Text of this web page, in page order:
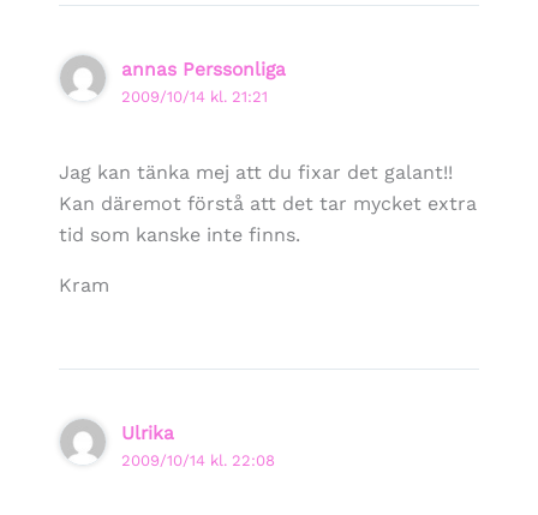
annas Perssonliga
2009/10/14 kl. 21:21
Jag kan tänka mej att du fixar det galant!!
Kan däremot förstå att det tar mycket extra
tid som kanske inte finns.
Kram
Ulrika
2009/10/14 kl. 22:08